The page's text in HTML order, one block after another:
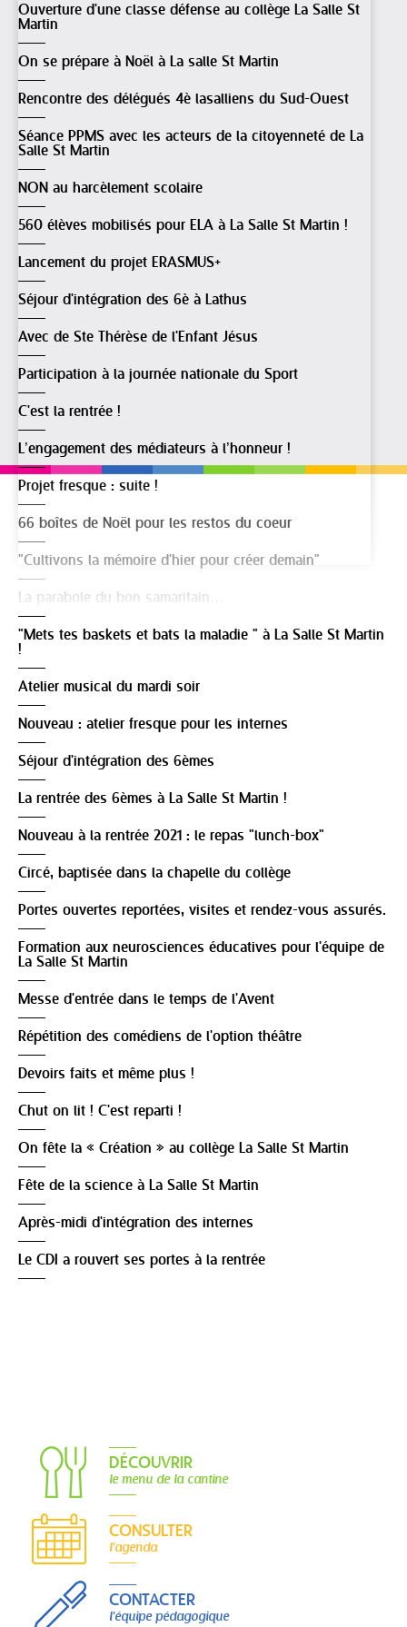
Ouverture d'une classe défense au collège La Salle St
Martin
On se prépare à Noël à La salle St Martin
Rencontre des délégués 4è lasalliens du Sud-Ouest
Séance PPMS avec les acteurs de la citoyenneté de La
Salle St Martin
NON au harcèlement scolaire
560 élèves mobilisés pour ELA à La Salle St Martin !
Lancement du projet ERASMUS+
Séjour d'intégration des 6è à Lathus
Avec de Ste Thérèse de l'Enfant Jésus
Participation à la journée nationale du Sport
C'est la rentrée !
L’engagement des médiateurs à l’honneur !
Projet fresque : suite !
66 boîtes de Noël pour les restos du coeur
"Cultivons la mémoire d'hier pour créer demain"
La parabole du bon samaritain…
"Mets tes baskets et bats la maladie " à La Salle St Martin
!
Atelier musical du mardi soir
Nouveau : atelier fresque pour les internes
Séjour d'intégration des 6èmes
La rentrée des 6èmes à La Salle St Martin !
Nouveau à la rentrée 2021 : le repas "lunch-box"
Circé, baptisée dans la chapelle du collège
Portes ouvertes reportées, visites et rendez-vous assurés.
Formation aux neurosciences éducatives pour l'équipe de
La Salle St Martin
Messe d'entrée dans le temps de l'Avent
Répétition des comédiens de l'option théâtre
Devoirs faits et même plus !
Chut on lit ! C'est reparti !
On fête la « Création » au collège La Salle St Martin
Fête de la science à La Salle St Martin
Après-midi d'intégration des internes
Le CDI a rouvert ses portes à la rentrée
DÉCOUVRIR
le menu de la cantine
CONSULTER
l'agenda
CONTACTER
l'équipe pédagogique